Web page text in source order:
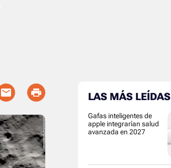
LAS MÁS LEÍDAS
Gafas inteligentes de
apple integrarían salud
avanzada en 2027